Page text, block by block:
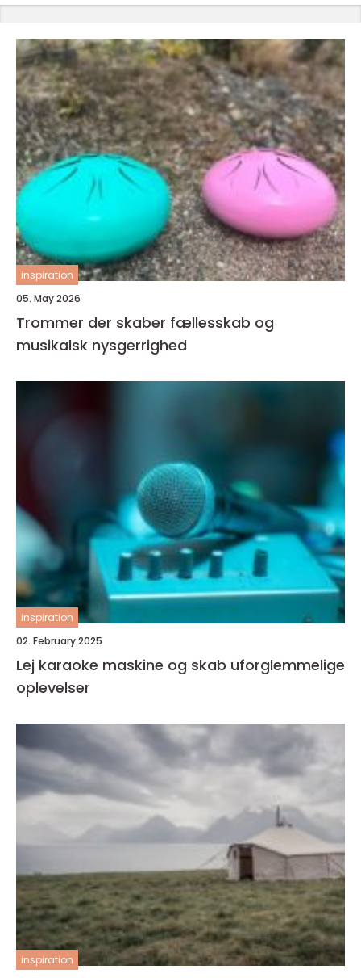
inspiration
05. May 2026
Trommer der skaber fællesskab og
musikalsk nysgerrighed
inspiration
02. February 2025
Lej karaoke maskine og skab uforglemmelige
oplevelser
inspiration